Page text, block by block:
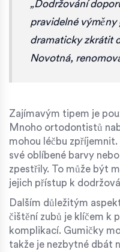
„Dodržování
pravidelné
dramaticky zkrátit
Novotná,
Zajímavým tipem je
Mnoho ortodontistů
mohou léčbu
své oblíbené barvy
zpestřily. To může být
jejich přístup k
Dalším důležitým
čištění zubů je klíčem k
komplikací. Gumičky
takže je nezbytné dbát